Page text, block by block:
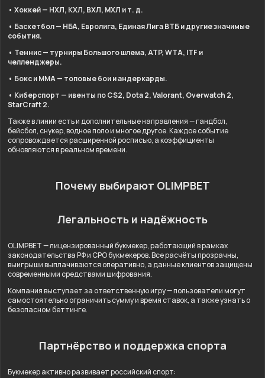
• Хоккей — НХЛ, КХЛ, ВХЛ, МХЛ и т. д.
• Баскетбол — НБА, Евролига, Единая Лига ВТБ и другие значимые
события.
• Теннис — турниры Большого шлема, ATP, WTA, ITF и
челленджеры.
• Бокс и ММА — топовые бои и андеркарды.
• Киберспорт — ивенты по CS2, Dota 2, Valorant, Overwatch 2,
StarCraft 2.
Также в линии есть и дополнительные направления — гандбол,
бейсбол, снукер, водное поло и многое другое. Каждое событие
сопровождается расширенной росписью, а коэффициенты
обновляются в реальном времени.
Почему выбирают OLIMPBET
Легальность и надёжность
OLIMPBET — лицензированный букмекер, работающий в рамках
законодательства РФ и СРО букмекеров. Все расчёты прозрачны,
выигрыши выплачиваются оперативно, а данные клиентов защищены
современными средствами шифрования.
Компания выступает за ответственную игру — пользователи могут
самостоятельно ограничить сумму и время ставок, а также узнать о
безопасном беттинге.
Партнёрство и поддержка спорта
Букмекер активно развивает российский спорт: